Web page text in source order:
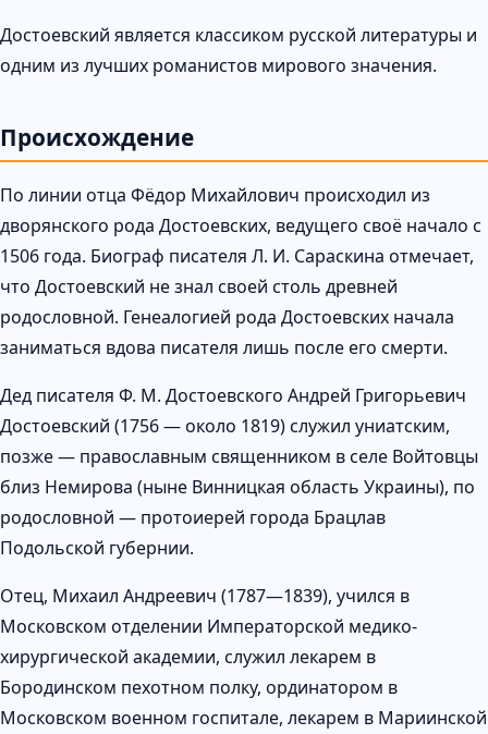
Достоевский является классиком русской литературы и
одним из лучших романистов мирового значения.
Происхождение
По линии отца Фёдор Михайлович происходил из
дворянского рода Достоевских, ведущего своё начало с
1506 года. Биограф писателя Л. И. Сараскина отмечает,
что Достоевский не знал своей столь древней
родословной. Генеалогией рода Достоевских начала
заниматься вдова писателя лишь после его смерти.
Дед писателя Ф. М. Достоевского Андрей Григорьевич
Достоевский (1756 — около 1819) служил униатским,
позже — православным священником в селе Войтовцы
близ Немирова (ныне Винницкая область Украины), по
родословной — протоиерей города Брацлав
Подольской губернии.
Отец, Михаил Андреевич (1787—1839), учился в
Московском отделении Императорской медико-
хирургической академии, служил лекарем в
Бородинском пехотном полку, ординатором в
Московском военном госпитале, лекарем в Мариинской